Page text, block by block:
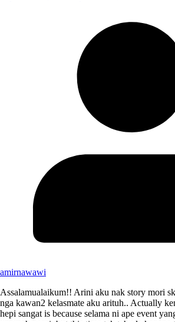
amirnawawi
Assalamualaikum!! Arini aku nak story mori
nga kawan2 kelasmate aku arituh.. Actually
hepi sangat is because selama ni ape event